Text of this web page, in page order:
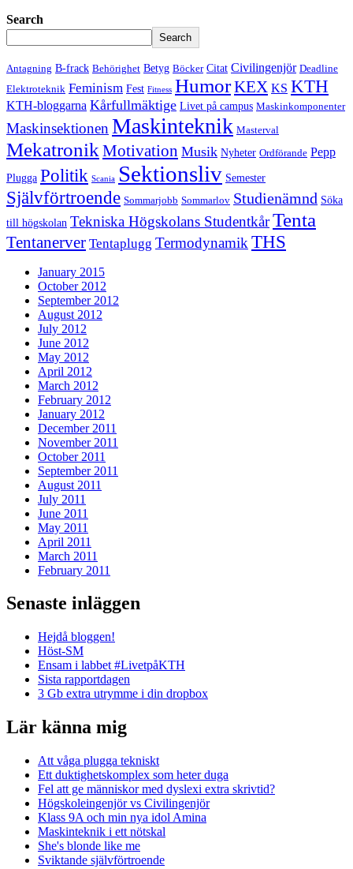
Search
Search
Antagning B-frack Behörighet Betyg Böcker Citat Civilingenjör Deadline
Elektroteknik Feminism Fest Fitness HumorKEX KS KTH
KTH-bloggarna Kårfullmäktige Livet på campus Maskinkomponenter
Maskinsektionen Maskinteknik Masterval
Mekatronik Motivation Musik Nyheter Ordförande Pepp
Plugga Politik Scania Sektionsliv Semester
Självförtroende Sommarjobb Sommarlov Studienämnd Söka
till högskolan Tekniska Högskolans StudentkårTenta
Tentanerver Tentaplugg Termodynamik THS
January 2015
October 2012
September 2012
August 2012
July 2012
June 2012
May 2012
April 2012
March 2012
February 2012
January 2012
December 2011
November 2011
October 2011
September 2011
August 2011
July 2011
June 2011
May 2011
April 2011
March 2011
February 2011
Senaste inläggen
Hejdå bloggen!
Höst-SM
Ensam i labbet #LivetpåKTH
Sista rapportdagen
3 Gb extra utrymme i din dropbox
Lär känna mig
Att våga plugga tekniskt
Ett duktighetskomplex som heter duga
Fel att ge människor med dyslexi extra skrivtid?
Högskoleingenjör vs Civilingenjör
Klass 9A och min nya idol Amina
Maskinteknik i ett nötskal
She's blonde like me
Sviktande självförtroende